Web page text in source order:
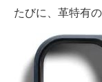
たびに、革特有